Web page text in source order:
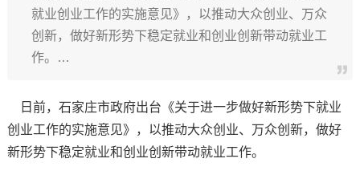
就业创业工作的实施意见》，以推动大众创业、万众
创新，做好新形势下稳定就业和创业创新带动就业工
作。…
日前，石家庄市政府出台《关于进一步做好新形势下就业
创业工作的实施意见》，以推动大众创业、万众创新，做好
新形势下稳定就业和创业创新带动就业工作。